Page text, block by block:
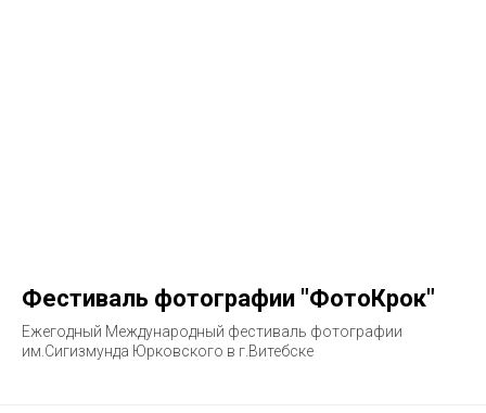
Фестиваль фотографии "ФотоКрок"
Ежегодный Международный фестиваль фотографии
им.Сигизмунда Юрковского в г.Витебске